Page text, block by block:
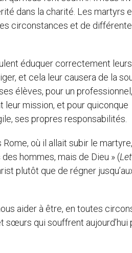
dans la charité. Les martyrs
circonstances et de
éduquer correctement
et cela leur causera de la
élèves, pour un
leur mission, et pour quiconque
ses propres responsabilités.
où il allait subir le
hommes, mais de Dieu » (
plutôt que de régner
aider à être, en toutes
qui souffrent aujourd’hui